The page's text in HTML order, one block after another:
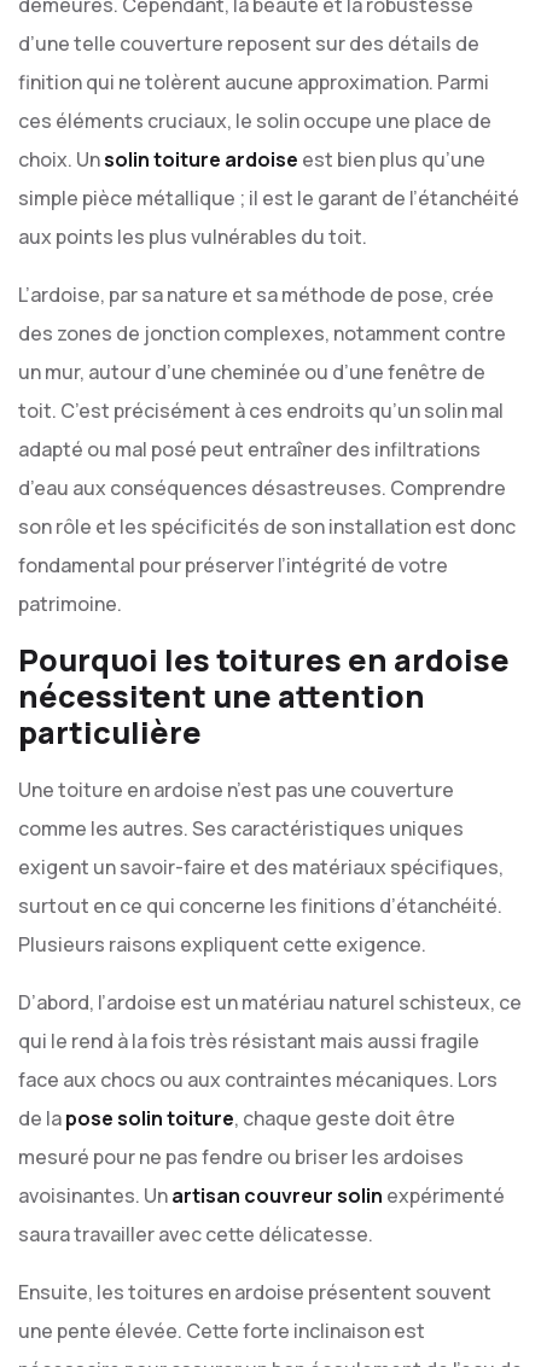
d’une telle couverture reposent sur des détails de
finition qui ne tolèrent aucune approximation. Parmi
ces éléments cruciaux, le solin occupe une place de
choix. Unsolin toiture ardoise est bien plus qu’une
simple pièce métallique ; il est le garant de l’étanchéité
aux points les plus vulnérables du toit.
L’ardoise, par sa nature et sa méthode de pose, crée
des zones de jonction complexes, notamment contre
un mur, autour d’une cheminée ou d’une fenêtre de
toit. C’est précisément à ces endroits qu’un solin mal
adapté ou mal posé peut entraîner des infiltrations
d’eau aux conséquences désastreuses. Comprendre
son rôle et les spécificités de son installation est donc
fondamental pour préserver l’intégrité de votre
patrimoine.
Pourquoi les toitures en ardoise
nécessitent une attention
particulière
Une toiture en ardoise n’est pas une couverture
comme les autres. Ses caractéristiques uniques
exigent un savoir-faire et des matériaux spécifiques,
surtout en ce qui concerne les finitions d’étanchéité.
Plusieurs raisons expliquent cette exigence.
D’abord, l’ardoise est un matériau naturel schisteux, ce
qui le rend à la fois très résistant mais aussi fragile
face aux chocs ou aux contraintes mécaniques. Lors
de lapose solin toiture, chaque geste doit être
mesuré pour ne pas fendre ou briser les ardoises
avoisinantes. Unartisan couvreur solin expérimenté
saura travailler avec cette délicatesse.
Ensuite, les toitures en ardoise présentent souvent
une pente élevée. Cette forte inclinaison est